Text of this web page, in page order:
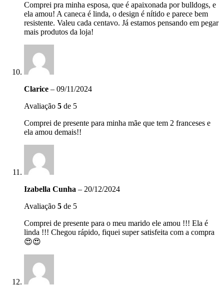
Comprei pra minha esposa, que é apaixonada por bulldogs, e
ela amou! A caneca é linda, o design é nítido e parece bem
resistente. Valeu cada centavo. Já estamos pensando em pegar
mais produtos da loja!
Clarice – 09/11/2024
Avaliação 5 de 5
Comprei de presente para minha mãe que tem 2 franceses e
ela amou demais!!
Izabella Cunha – 20/12/2024
Avaliação 5 de 5
Comprei de presente para o meu marido ele amou !!! Ela é
linda !!! Chegou rápido, fiquei super satisfeita com a compra
😍😍